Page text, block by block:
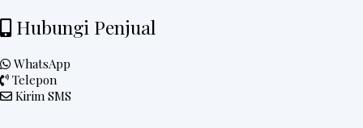
Hubungi Penjual
WhatsApp
Telepon
Kirim SMS